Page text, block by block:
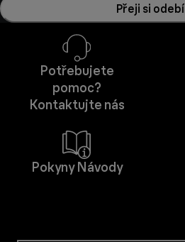
Přeji si
Potřebujete
pomoc?
Kontaktujte nás
Pokyny Návody